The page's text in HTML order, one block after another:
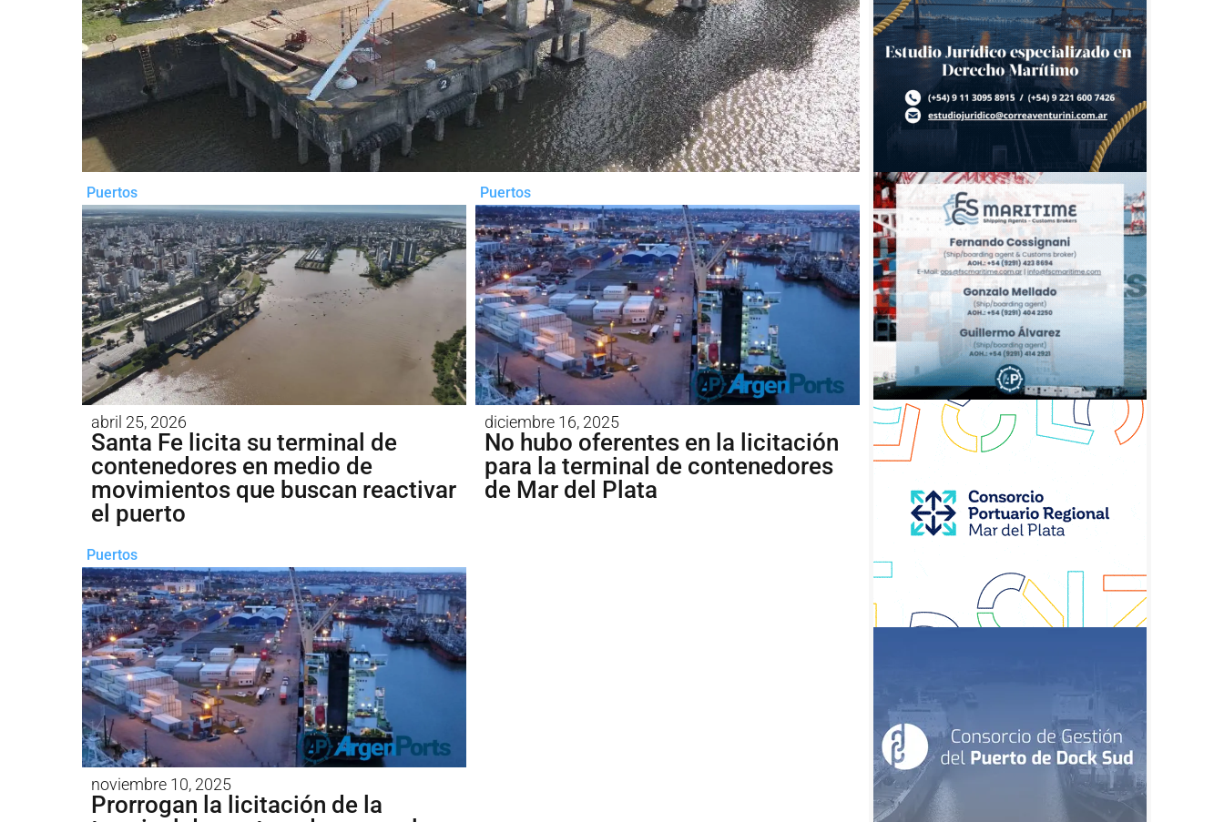
Puertos
abril 25, 2026
Santa Fe licita su terminal de
contenedores en medio de
movimientos que buscan reactivar
el puerto
Puertos
diciembre 16, 2025
No hubo oferentes en la licitación
para la terminal de contenedores
de Mar del Plata
Puertos
noviembre 10, 2025
Prorrogan la licitación de la